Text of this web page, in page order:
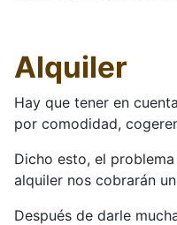
Alquiler
Hay que tener en
por comodidad,
Dicho esto, el
alquiler nos cobrarán
Después de darle